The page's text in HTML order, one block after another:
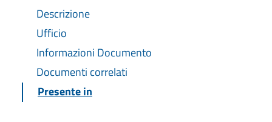
Descrizione
Ufficio
Informazioni Documento
Documenti correlati
Presente in